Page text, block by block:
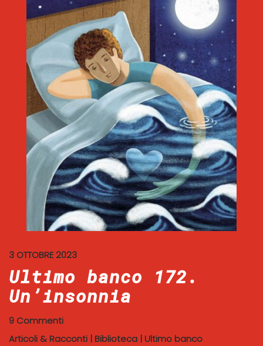
3 OTTOBRE 2023
Ultimo banco 172.
Un’insonnia
9 Commenti
Articoli & Racconti | Biblioteca | Ultimo banco